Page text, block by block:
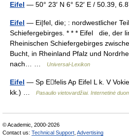
Eifel — 50° 23′ N 6° 52′ E / 50.39,
Eifel — Ei|fel, die; : nordwestlicher
Schiefergebirges. * * * Eifel die, der
Rheinischen Schiefergebirges
Bucht, in Rheinland Pfalz und
nach… …
Universal-Lexikon
Eifel — Sp Efelis Ap Eifel L k. V
kk.) …
Pasaulio vietovardžiai. Internetinė
© Academic, 2000-2026
Contact us: Technical Support Advertising